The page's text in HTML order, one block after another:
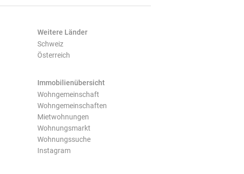
Weitere Länder
Schweiz
Österreich
Immobilienübersicht
Wohngemeinschaft
Wohngemeinschaften
Mietwohnungen
Wohnungsmarkt
Wohnungssuche
Instagram